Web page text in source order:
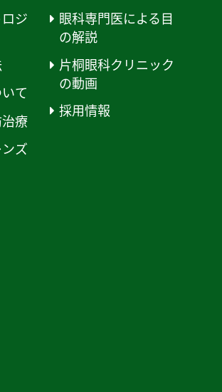
ジ
て
療
ズ
眼科専門医による目
の解説
片桐眼科クリニック
の動画
採用情報